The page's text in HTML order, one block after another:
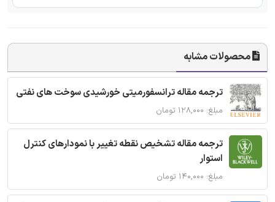
محصولات مشابه
ترجمه مقاله ترانسفورمیتی خورشیدی سوخت های نفتی
مبلغ: ۱۲۸,۰۰۰ تومان
ترجمه مقاله تشخیص نقطه تغییر با نمودارهای کنترل
استوار
مبلغ: ۱۴۰,۰۰۰ تومان